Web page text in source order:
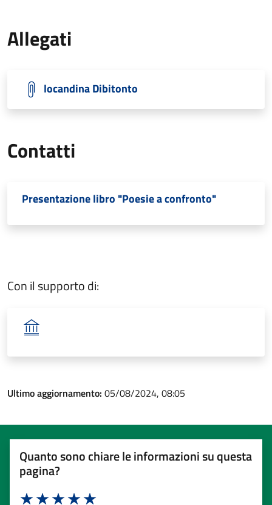
Allegati
locandina Dibitonto
Contatti
Presentazione libro "Poesie a confronto"
Con il supporto di:
Ultimo aggiornamento: 05/08/2024, 08:05
Quanto sono chiare le informazioni su questa
pagina?